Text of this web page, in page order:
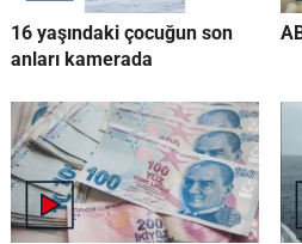
16 yaşındaki çocuğun son
anları kamerada